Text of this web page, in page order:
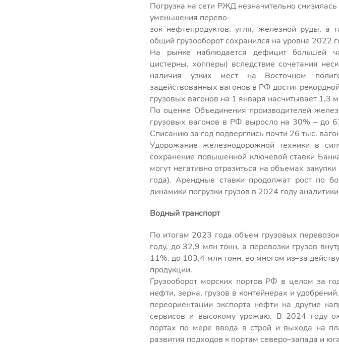
Погрузка на сети РЖД незначительно
уменьшения перево-
зок нефтепродуктов, угля, железной руды, а
общий грузооборот сохранился на уровне 2022
На рынке наблюдается дефицит большей
цистерны, хопперы) вследствие сочетания
наличия узких мест на Восточном
задействованных вагонов в РФ достиг
грузовых вагонов на 1 января насчитывает 1,3
По оценке Объединения производителей
грузовых вагонов в РФ выросло на 30% – до
Списанию за год подверглись почти 26 тыс.
Удорожание железнодорожной техники в
сохранение повышенной ключевой ставки
могут негативно отразиться на объемах
года). Арендные ставки продолжат рост по
динамики погрузки грузов в 2024 году
Водный транспорт
По итогам 2023 года объем грузовых
году, до 32,9 млн тонн, а перевозки грузов
11%, до 103,4 млн тонн, во многом из–за
продукции.
Грузооборот морских портов РФ в целом за
нефти, зерна, грузов в контейнерах и
переориентации экспорта нефти на другие
сервисов и высокому урожаю. В 2024 году
портах по мере ввода в строй и выхода на
развития подходов к портам северо–запада и